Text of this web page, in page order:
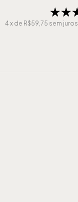
4 x de R$59,75 sem juros